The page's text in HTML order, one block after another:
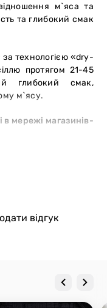
м`яса та
та глибокий смак
за технологією «dry-
протягом 21-45
глибокий смак,
м`ясу.
мережі магазинів-
м`яса;
відгодівлі не
росту, ГМО або
та ідеальне
відгук